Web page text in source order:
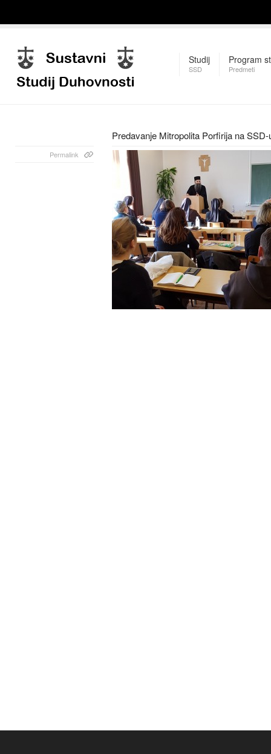
Studij
SSD
Program
Predmeti
Predavanje Mitropolita Porfirija na
Permalink